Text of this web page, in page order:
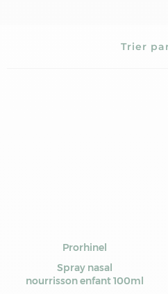
Trier
Prorhinel
Spray nasal
nourrisson enfant 100ml